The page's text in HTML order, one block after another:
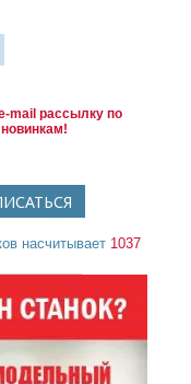
mail рассылку по
насчитывает 1037